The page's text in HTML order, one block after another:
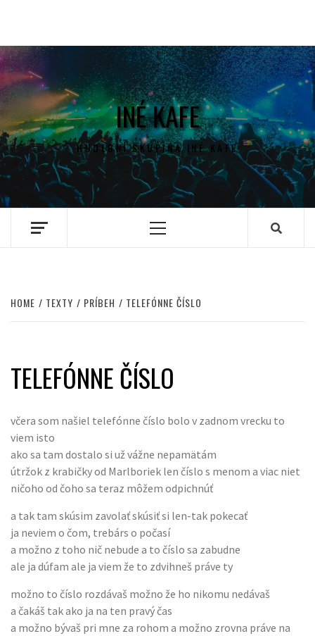
INÉ KAFE
HUDEBNÍ SKUPINA INÉ KAFE
Primary
HOME TEXTY PRÍBEH TELEFÓNNE ČÍSLO
TELEFÓNNE ČÍSLO
včera som našiel telefónne číslo bolo v zadnom vrecku to
viem isto
ako sa tam dostalo si už vážne nepamätám
útržok z krabičky od Marlboriek len číslo s menom a viac niet
ničoho od čoho sa teraz môžem odpichnúť
a tak tam skúsim zavolať skúsiť si len-tak pokecať
ja neviem o čom, trebárs o počasí
a možno z toho nič nebude a to číslo sa zabudne
ale ja dúfam ale ja viem že to zdvihneš práve ty
možno to číslo rozdávaš možno že ho nikomu nedávaš
a čakáš tak ako ja na ten pravý čas
a možno bývaš pri mne za rohom a možno zrovna práve na